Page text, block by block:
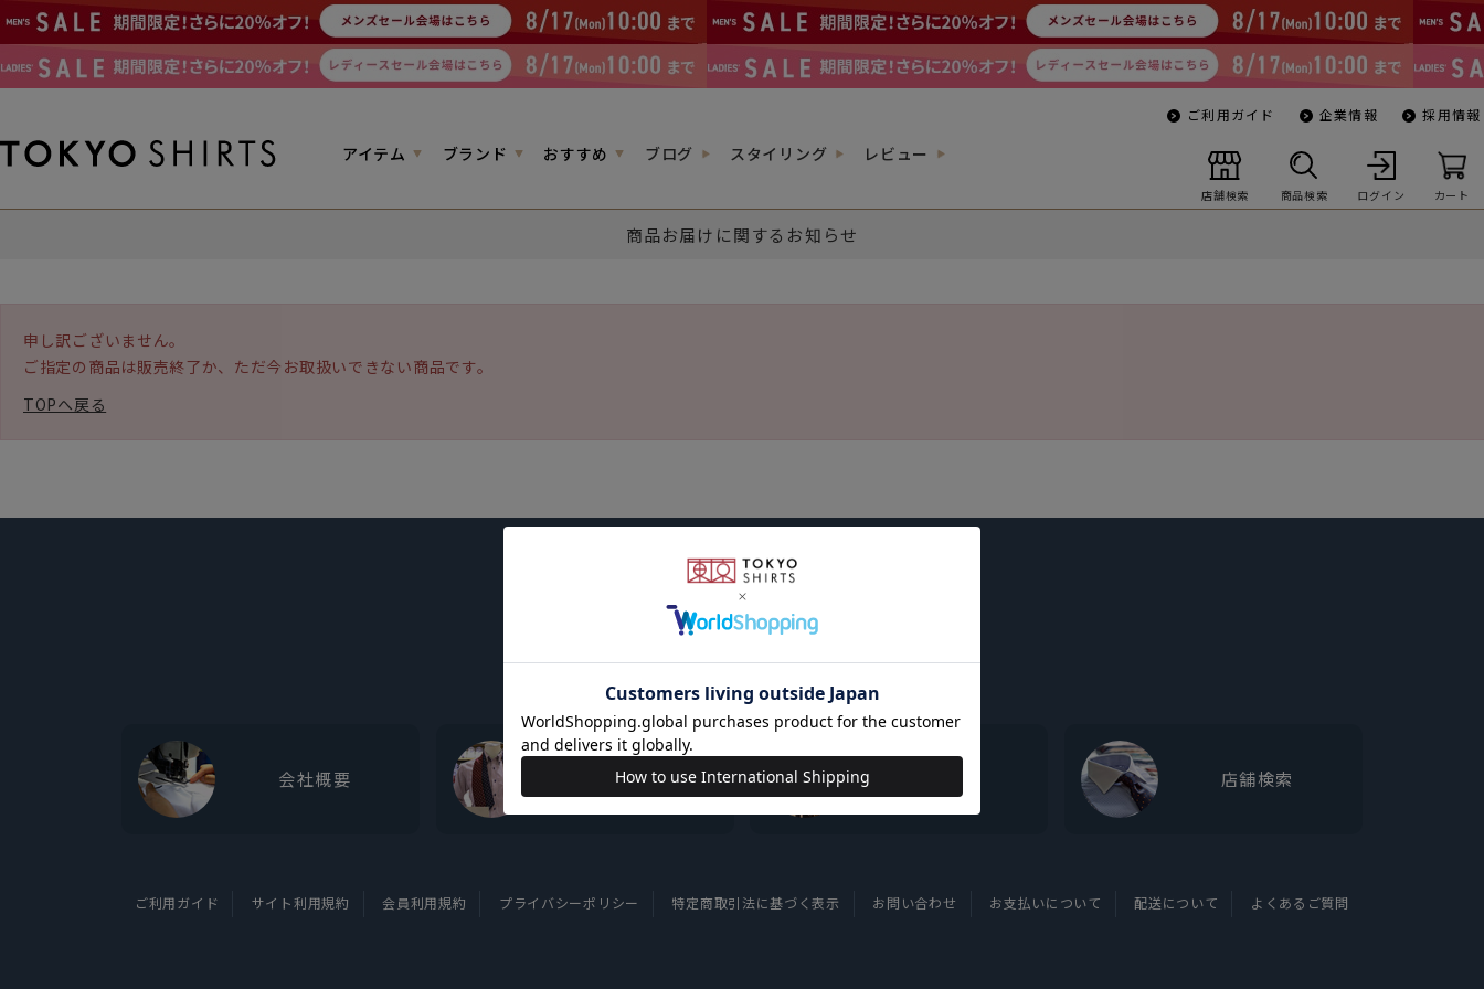
アイテム ブランド おすすめ ブログ スタイリング レビュー
ご利用ガイド 企業情報 採用情報
店舗検索 商品検索 ログイン カート
商品お届けに関するお知らせ
申し訳ございません。
ご指定の商品は販売終了か、ただ今お取扱いできない商品です。
TOPへ戻る
会社概要 東京シャツについて 店舗検索
ご利用ガイド サイト利用規約 会員利用規約 プライバシーポリシー 特定商取引法に基づく表示 お問い合わせ お支払いについて 配送について よくあるご質問